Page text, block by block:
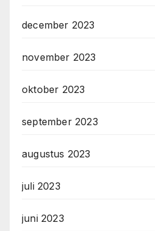
december 2023
november 2023
oktober 2023
september 2023
augustus 2023
juli 2023
juni 2023